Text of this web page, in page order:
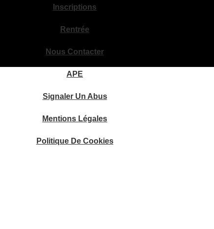
Inscriptions
Rentrée
Nous Contacter
APE
Signaler Un Abus
Mentions Légales
Politique De Cookies